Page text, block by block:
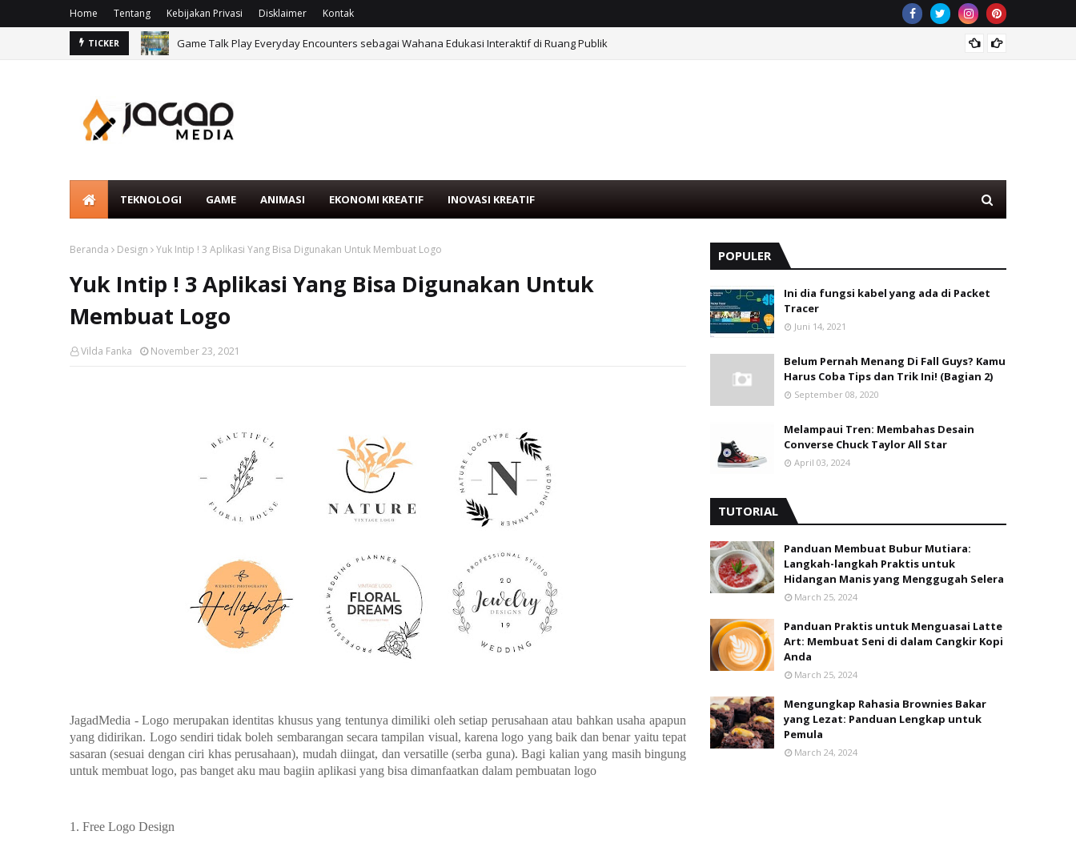
Home Tentang Kebijakan Privasi Disklaimer Kontak
TICKER Game Talk Play Everyday Encounters sebagai Wahana Edukasi Interaktif di Ruang Publik
TEKNOLOGI GAME ANIMASI EKONOMI KREATIF INOVASI KREATIF
Beranda Design Yuk Intip ! 3 Aplikasi Yang Bisa Digunakan Untuk Membuat Logo
Yuk Intip ! 3 Aplikasi Yang Bisa Digunakan Untuk
Membuat Logo
Vilda Fanka November 23, 2021
JagadMedia - Logo merupakan identitas khusus yang tentunya dimiliki oleh setiap perusahaan atau bahkan usaha apapun
yang didirikan. Logo sendiri tidak boleh sembarangan secara tampilan visual, karena logo yang baik dan benar yaitu tepat
sasaran (sesuai dengan ciri khas perusahaan), mudah diingat, dan versatille (serba guna). Bagi kalian yang masih bingung
untuk membuat logo, pas banget aku mau bagiin aplikasi yang bisa dimanfaatkan dalam pembuatan logo
1. Free Logo Design
POPULER
Ini dia fungsi kabel yang ada di Packet
Tracer
Juni 14, 2021
Belum Pernah Menang Di Fall Guys? Kamu
Harus Coba Tips dan Trik Ini! (Bagian 2)
September 08, 2020
Melampaui Tren: Membahas Desain
Converse Chuck Taylor All Star
April 03, 2024
TUTORIAL
Panduan Membuat Bubur Mutiara:
Langkah-langkah Praktis untuk
Hidangan Manis yang Menggugah Selera
March 25, 2024
Panduan Praktis untuk Menguasai Latte
Art: Membuat Seni di dalam Cangkir Kopi
Anda
March 25, 2024
Mengungkap Rahasia Brownies Bakar
yang Lezat: Panduan Lengkap untuk
Pemula
March 24, 2024